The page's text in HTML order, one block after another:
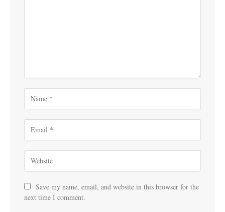
Save my name, email, and website in this browser for the
next time I comment.